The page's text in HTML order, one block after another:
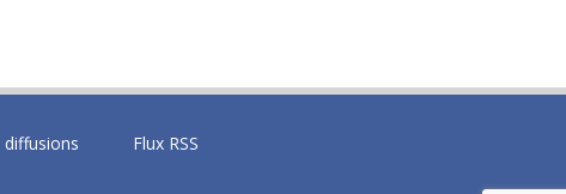
diffusions Flux RSS